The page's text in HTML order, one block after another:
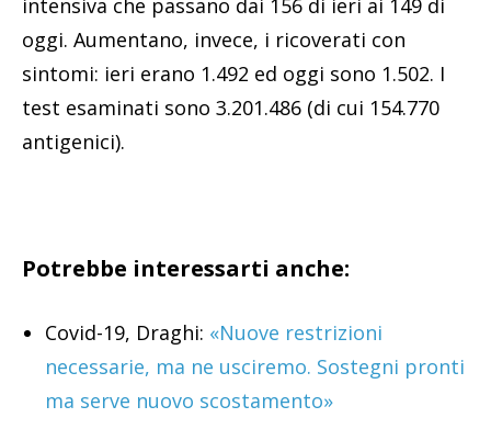
intensiva che passano dai 156 di ieri ai 149 di
oggi. Aumentano, invece, i ricoverati con
sintomi: ieri erano 1.492 ed oggi sono 1.502. I
test esaminati sono 3.201.486 (di cui 154.770
antigenici)​.
Potrebbe interessarti anche:
Covid-19, Draghi: «Nuove restrizioni
necessarie, ma ne usciremo. Sostegni pronti
ma serve nuovo scostamento»